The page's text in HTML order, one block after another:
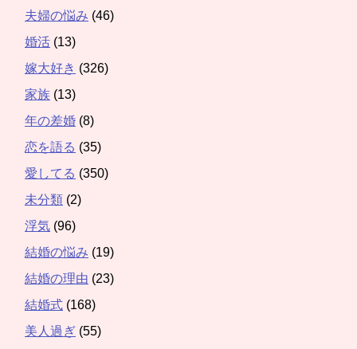
夫婦の悩み (46)
婚活 (13)
嫁大好き (326)
家族 (13)
年の差婚 (8)
恋を語る (35)
愛してる (350)
未分類 (2)
浮気 (96)
結婚の悩み (19)
結婚の理由 (23)
結婚式 (168)
美人過ぎ (55)